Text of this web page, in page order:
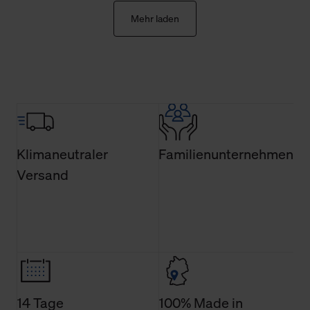
der Webseite nicht erforderlich und kann jederzeit mit
Wirkung für die Zukunft widerrufen. Der Widerruf der
Weitere Informationen über Cookies und Web-
Technologien sowie die Nutzung Ihrer persönlichen Daten
Mehr laden
Klimaneutraler
Versand
Familienunternehmen
14 Tage 100% Made in